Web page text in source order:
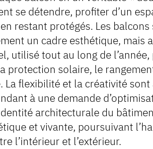
se détendre, profiter d’un
restant protégés. Les
un cadre esthétique, mais
utilisé tout au long de
protection solaire, le
La flexibilité et la créativité
à une demande
architecturale du
et vivante, poursuivant
l’intérieur et l’extérieur.